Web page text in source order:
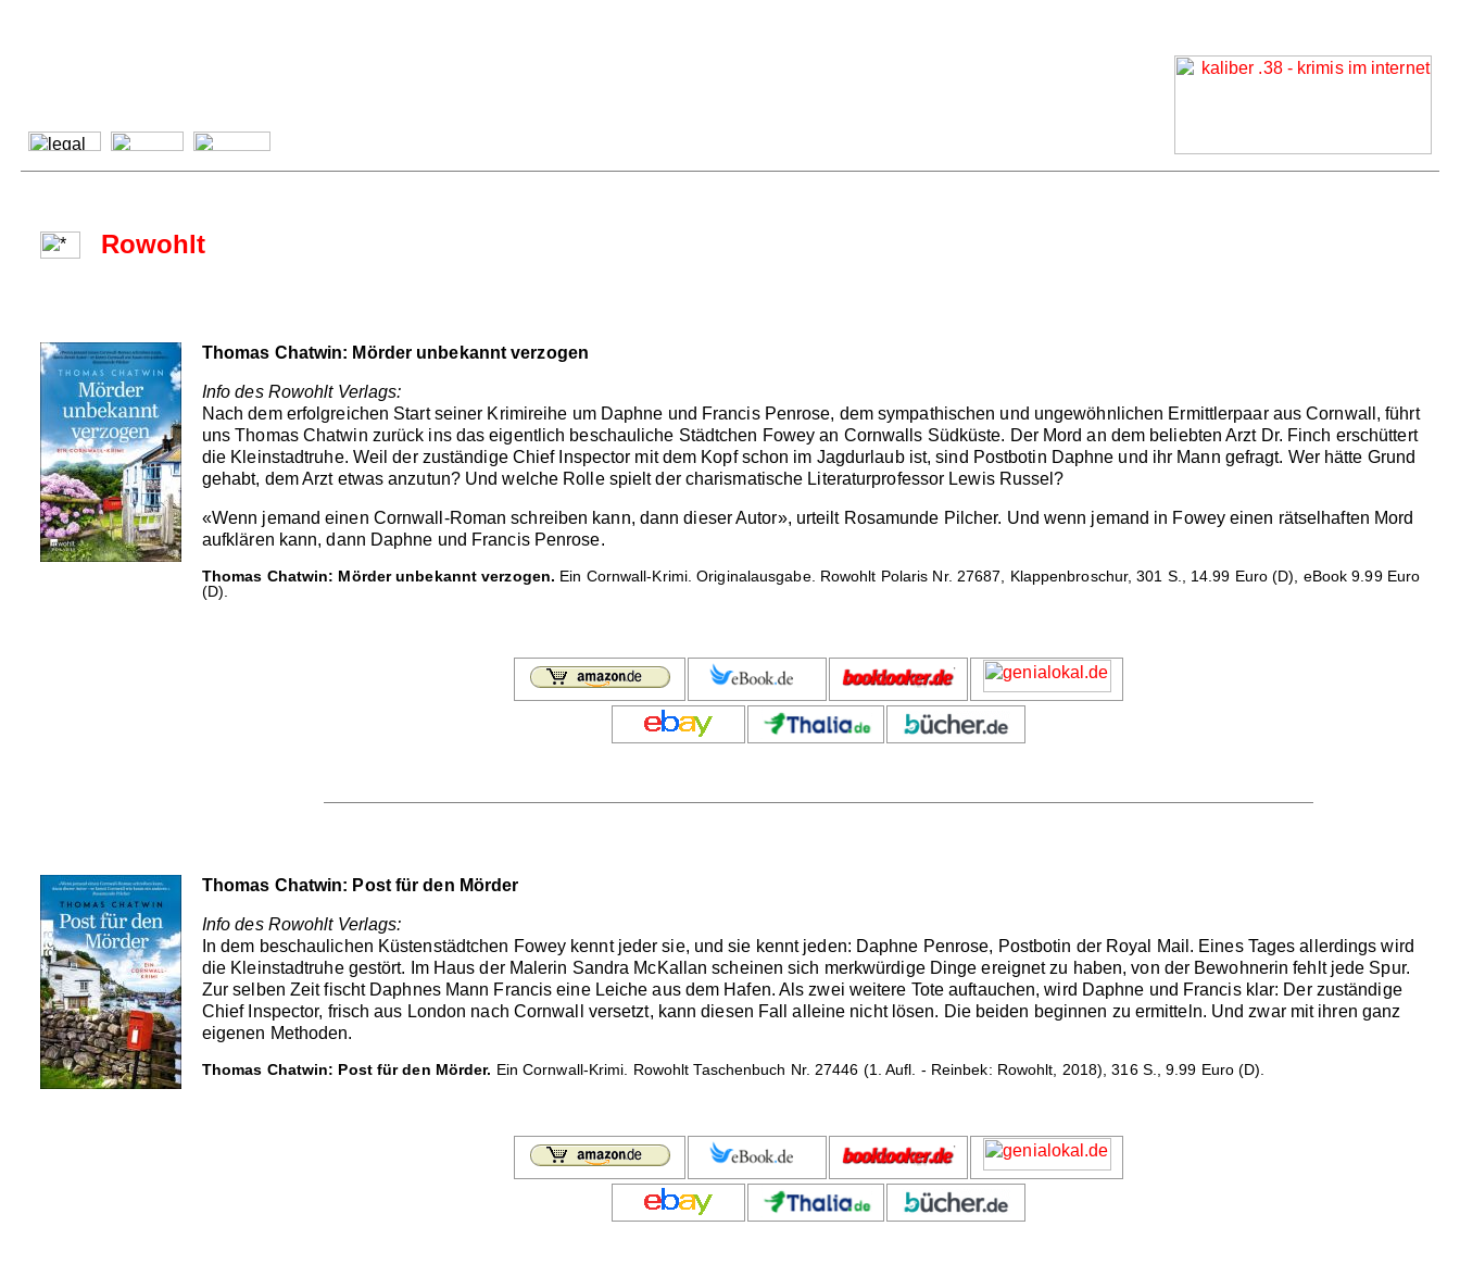
Rowohlt
Thomas Chatwin: Mörder unbekannt verzogen
Info des Rowohlt Verlags:
Nach dem erfolgreichen Start seiner Krimireihe um Daphne und Francis Penrose, dem sympathischen und ungewöhnlichen Ermittlerpaar aus Cornwall, führt
uns Thomas Chatwin zurück ins das eigentlich beschauliche Städtchen Fowey an Cornwalls Südküste. Der Mord an dem beliebten Arzt Dr. Finch erschüttert
die Kleinstadtruhe. Weil der zuständige Chief Inspector mit dem Kopf schon im Jagdurlaub ist, sind Postbotin Daphne und ihr Mann gefragt. Wer hätte Grund
gehabt, dem Arzt etwas anzutun? Und welche Rolle spielt der charismatische Literaturprofessor Lewis Russel?
«Wenn jemand einen Cornwall-Roman schreiben kann, dann dieser Autor», urteilt Rosamunde Pilcher. Und wenn jemand in Fowey einen rätselhaften Mord
aufklären kann, dann Daphne und Francis Penrose.
Thomas Chatwin: Mörder unbekannt verzogen. Ein Cornwall-Krimi. Originalausgabe. Rowohlt Polaris Nr. 27687, Klappenbroschur, 301 S., 14.99 Euro (D), eBook 9.99 Euro
(D).
Thomas Chatwin: Post für den Mörder
Info des Rowohlt Verlags:
In dem beschaulichen Küstenstädtchen Fowey kennt jeder sie, und sie kennt jeden: Daphne Penrose, Postbotin der Royal Mail. Eines Tages allerdings wird
die Kleinstadtruhe gestört. Im Haus der Malerin Sandra McKallan scheinen sich merkwürdige Dinge ereignet zu haben, von der Bewohnerin fehlt jede Spur.
Zur selben Zeit fischt Daphnes Mann Francis eine Leiche aus dem Hafen. Als zwei weitere Tote auftauchen, wird Daphne und Francis klar: Der zuständige
Chief Inspector, frisch aus London nach Cornwall versetzt, kann diesen Fall alleine nicht lösen. Die beiden beginnen zu ermitteln. Und zwar mit ihren ganz
eigenen Methoden.
Thomas Chatwin: Post für den Mörder. Ein Cornwall-Krimi. Rowohlt Taschenbuch Nr. 27446 (1. Aufl. - Reinbek: Rowohlt, 2018), 316 S., 9.99 Euro (D).